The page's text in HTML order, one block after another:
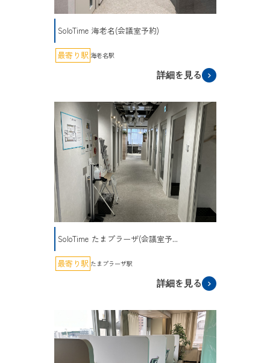
SoloTime 海老名(会議室予約)
最寄り駅 海老名駅
詳細を見る
SoloTime たまプラーザ(会議室予...
最寄り駅 たまプラーザ駅
詳細を見る